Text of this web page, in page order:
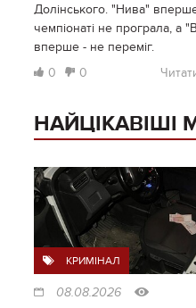
Долінського. "Нива"
чемпіонаті не програла, а
вперше - не переміг.
0
0
НАЙЦІКАВІШІ
КРИМІНАЛ
08.08.2026